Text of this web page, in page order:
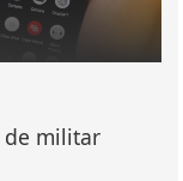
de militar